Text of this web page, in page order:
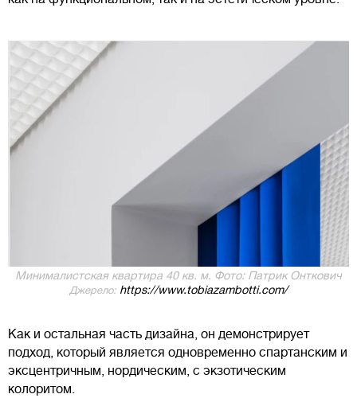
Минималистская квартира 40 кв. м. Фото: Патрик Онткович
Джерело: https://www.tobiazambotti.com/
Как и остальная часть дизайна, он демонстрирует
подход, который является одновременно спартанским и
эксцентричным, нордическим, с экзотическим
колоритом.